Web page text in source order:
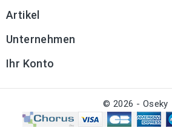
Artikel
Unternehmen
Ihr Konto
© 2026 - Oseky